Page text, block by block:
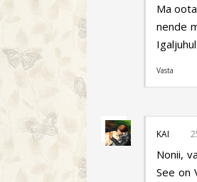
Ma
nende
Vasta
KAI
Nonii,
See on